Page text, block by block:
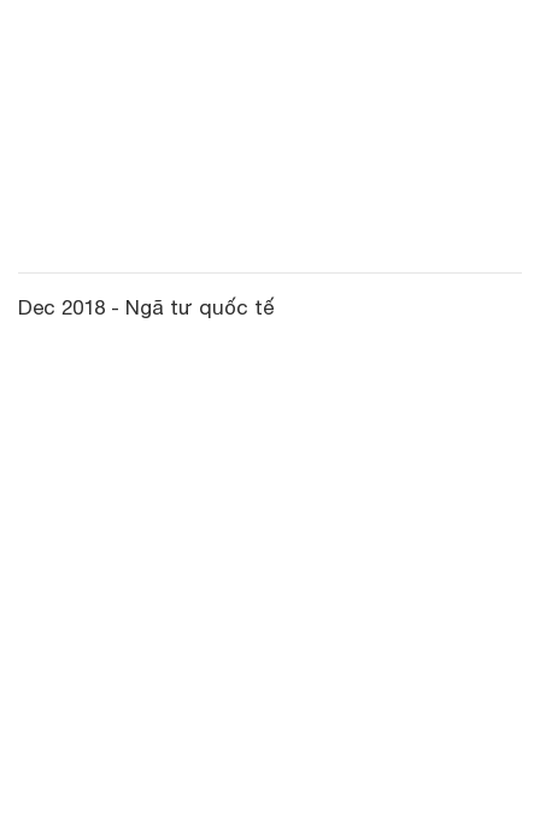
Dec 2018 - Ngã tư quốc tế